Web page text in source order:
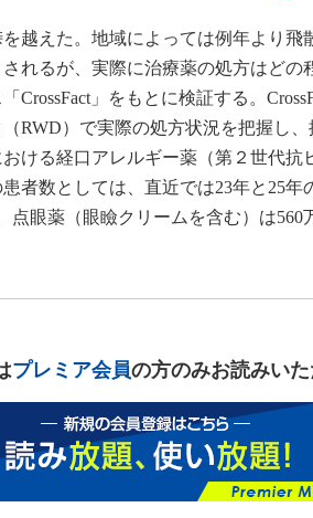
越えた。地域によっては例年より
れるが、実際に治療薬の処方はどの
CrossFact」をもとに検証する。
RWD）で実際の処方状況を把握し
ける経口アレルギー薬（第２世代抗
者数としては、直近では23年と25年
点眼薬（眼瞼クリームを含む）は560
プレミア会員の方のみお読みいた